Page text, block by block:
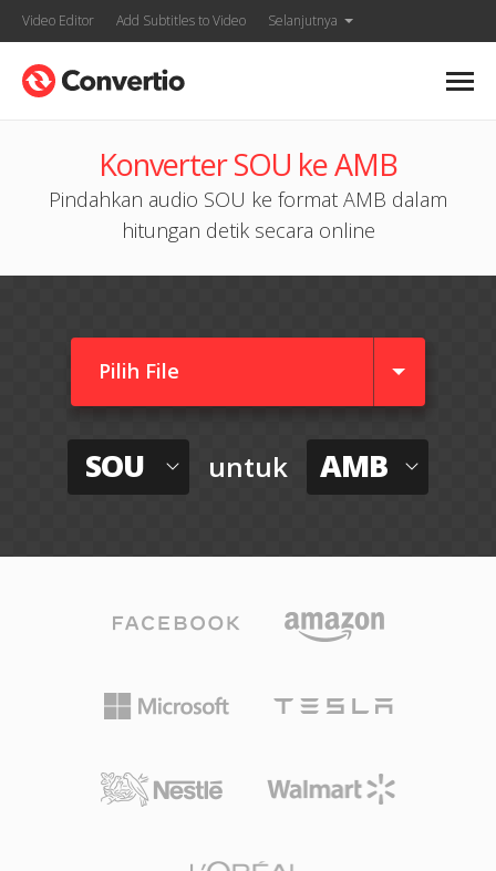
Video Editor Add Subtitles to Video Selanjutnya
Konverter SOU ke AMB
Pindahkan audio SOU ke format AMB dalam
hitungan detik secara online
Pilih File
SOU untuk AMB